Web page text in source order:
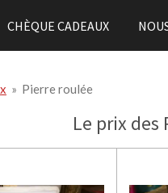
CHÈQUE CADEAUX
» Pierre roulée
Le prix